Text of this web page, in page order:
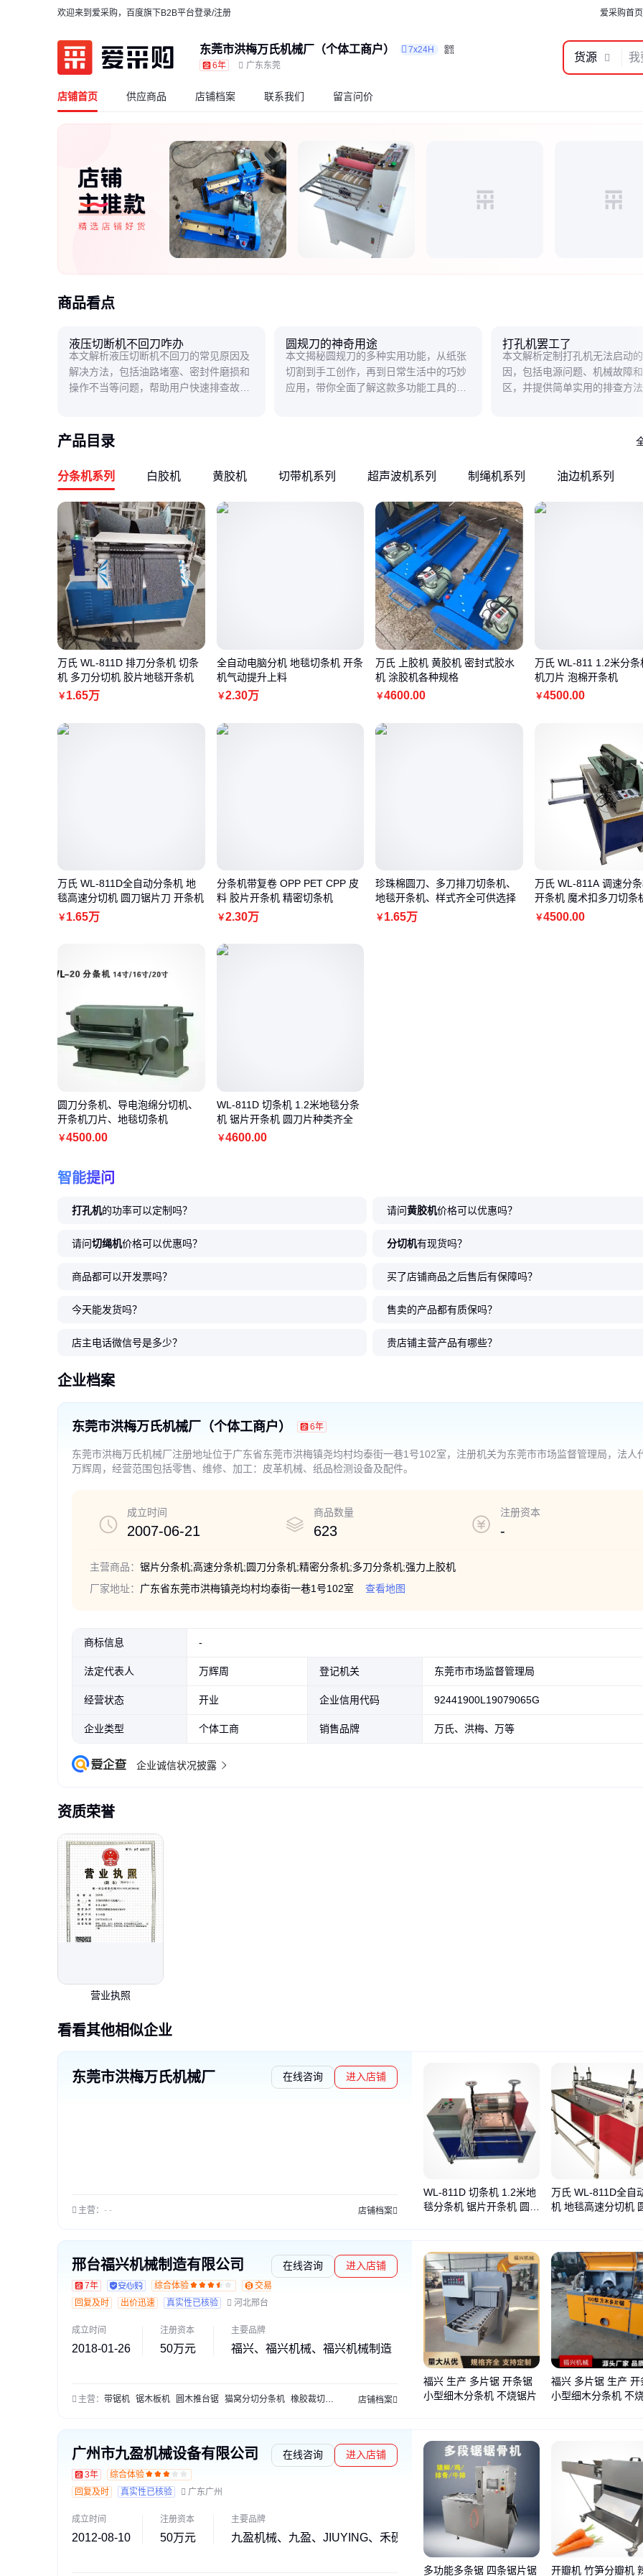
欢迎来到爱采购，百度旗下B2B平台登录/注册 爱采购首页
东莞市洪梅万氏机械厂（个体工商户）
7x24H
6年
广东东莞
货源
店铺首页 供应商品 店铺档案 联系我们 留言问价
商品看点
液压切断机不回刀咋办
本文解析液压切断机不回刀的常见原因及
解决方法，包括油路堵塞、密封件磨损和
操作不当等问题，帮助用户快速排查故障
圆规刀的神奇用途
本文揭秘圆规刀的多种实用功能，从纸张
切割到手工创作，再到日常生活中的巧妙
应用，带你全面了解这款多功能工具的独
打孔机罢工了
本文解析定制打孔机无法启动的
因，包括电源问题、机械故障和
区，并提供简单实用的排查方法
产品目录
分条机系列 白胶机 黄胶机 切带机系列 超声波机系列 制绳机系列 油边机系列
万氏 WL-811D 排刀分条机 切条
机 多刀分切机 胶片地毯开条机
￥ 1.65万
全自动电脑分机 地毯切条机 开条
机气动提升上料
￥2.30万
万氏 上胶机 黄胶机 密封式胶水
机 涂胶机各种规格
￥4600.00
万氏 WL-811 1.2米分条
机刀片 泡棉开条机
￥4500.00
万氏 WL-811D全自动分条机 地
毯高速分切机 圆刀锯片刀 开条机
￥1.65万
分条机带复卷 OPP PET CPP 皮
料 胶片开条机 精密切条机
￥2.30万
珍珠棉圆刀、多刀排刀切条机、
地毯开条机、样式齐全可供选择
￥1.65万
万氏 WL-811A 调速分
开条机 魔术扣多刀切条
￥4500.00
圆刀分条机、导电泡绵分切机、
开条机刀片、地毯切条机
￥4500.00
WL-811D 切条机 1.2米地毯分条
机 锯片开条机 圆刀片种类齐全
￥4600.00
智能提问
打孔机的功率可以定制吗？ 请问黄胶机价格可以优惠吗？
请问切绳机价格可以优惠吗？ 分切机有现货吗？
商品都可以开发票吗？ 买了店铺商品之后售后有保障吗？
今天能发货吗？ 售卖的产品都有质保吗？
店主电话微信号是多少？ 贵店铺主营产品有哪些？
企业档案
东莞市洪梅万氏机械厂（个体工商户） 6年
东莞市洪梅万氏机械厂注册地址位于广东省东莞市洪梅镇尧均村均泰街一巷1号102室，注册机关为东莞市市场监督管理局，法人
万辉周，经营范围包括零售、维修、加工：皮革机械、纸品检测设备及配件。
成立时间
2007-06-21
商品数量
623
注册资本
-
主营商品： 锯片分条机;高速分条机;圆刀分条机;精密分条机;多刀分条机;强力上胶机
厂家地址： 广东省东莞市洪梅镇尧均村均泰街一巷1号102室 查看地图
商标信息 -
法定代表人 万辉周 登记机关 东莞市市场监督管理局
经营状态 开业 企业信用代码 92441900L19079065G
企业类型 个体工商 销售品牌 万氏、洪梅、万等
企业诚信状况披露
资质荣誉
营业执照
看看其他相似企业
东莞市洪梅万氏机械厂 在线咨询 进入店铺
主营： - - 店铺档案
WL-811D 切条机 1.2米地
毯分条机 锯片开条机 圆刀
万氏 WL-811D全自
机 地毯高速分切机
邢台福兴机械制造有限公司
7年 综合体验 交易勋章L1
在线咨询 进入店铺
回复及时 出价迅速 真实性已核验 河北邢台
成立时间
2018-01-26
注册资本
50万元
主要品牌
福兴、福兴机械、福兴机械制造
主营： 带锯机 锯木板机 圆木推台锯 猫窝分切分条机 橡胶裁切分条机 原木改板机 原木解板机 木材带锯机 原木带锯跑车 带锯光轮盘车磨机
店铺档案
福兴 生产 多片锯 开条锯
小型细木分条机 不烧锯片
福兴 多片锯 生产 开
小型细木分条机 不
广州市九盈机械设备有限公司
3年 综合体验
在线咨询 进入店铺
回复及时 真实性已核验 广东广州
成立时间
2012-08-10
注册资本
50万元
主要品牌
九盈机械、九盈、JIUYING、禾砚
多功能多条锯 四条锯片锯 开瓣机 竹笋分瓣机